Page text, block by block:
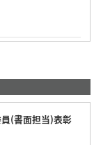
(書面担当)表彰